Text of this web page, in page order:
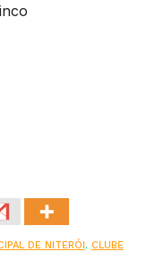
DE NITERÓI, CLUBE